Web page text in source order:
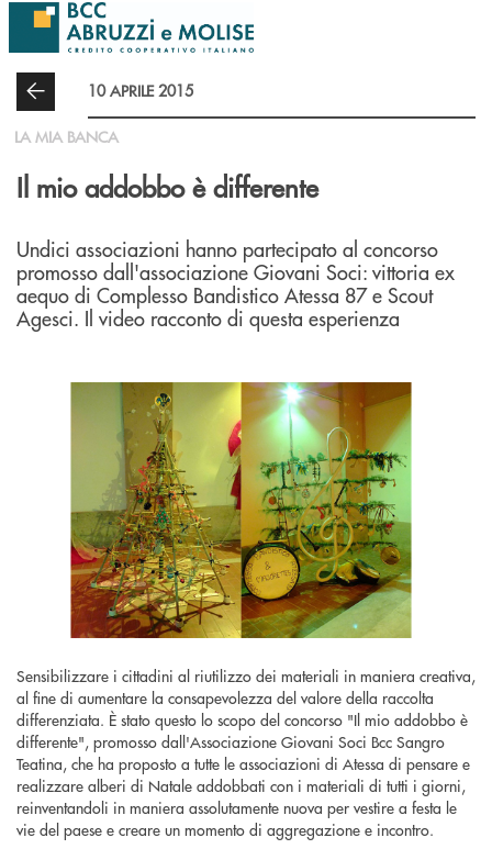
Salta al contenuto principale
10 APRILE 2015
LA MIA BANCA
Il mio addobbo è differente
Undici associazioni hanno partecipato al concorso
promosso dall'associazione Giovani Soci: vittoria ex
aequo di Complesso Bandistico Atessa 87 e Scout
Agesci. Il video racconto di questa esperienza
Sensibilizzare i cittadini al riutilizzo dei materiali in maniera creativa,
al fine di aumentare la consapevolezza del valore della raccolta
differenziata. È stato questo lo scopo del concorso "Il mio addobbo è
differente", promosso dall'Associazione Giovani Soci Bcc Sangro
Teatina, che ha proposto a tutte le associazioni di Atessa di pensare e
realizzare alberi di Natale addobbati con i materiali di tutti i giorni,
reinventandoli in maniera assolutamente nuova per vestire a festa le
vie del paese e creare un momento di aggregazione e incontro.